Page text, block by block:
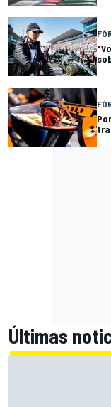
Últimas